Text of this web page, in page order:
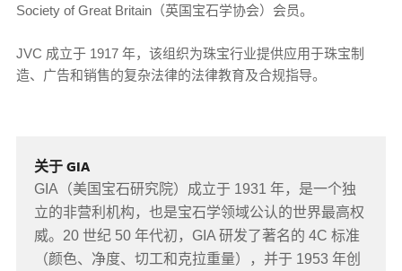
Society of Great Britain（英国宝石学协会）会员。
JVC 成立于 1917 年，该组织为珠宝行业提供应用于珠宝制
造、广告和销售的复杂法律的法律教育及合规指导。
关于 GIA
GIA（美国宝石研究院）成立于 1931 年，是一个独
立的非营利机构，也是宝石学领域公认的世界最高权
威。20 世纪 50 年代初，GIA 研发了著名的 4C 标准
（颜色、净度、切工和克拉重量），并于 1953 年创